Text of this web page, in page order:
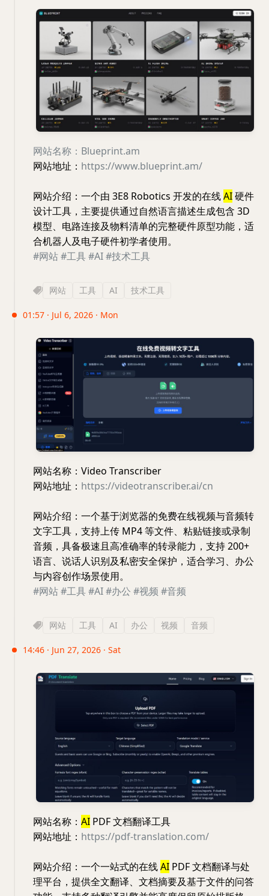
网站名称：Blueprint.am
网站地址： https://www.blueprint.am/
网站介绍：一个由 3E8 Robotics 开发的在线AI硬件
设计工具，主要提供通过自然语言描述生成包含 3D
模型、电路连接及物料清单的完整硬件原型功能，适
合机器人及电子硬件初学者使用。
#网站#工具#AI#技术工具
网站 工具 AI 技术工具
01:57 · Jul 6, 2026 · Mon
网站名称：Video Transcriber
网站地址： https://videotranscriber.ai/cn
网站介绍：一个基于浏览器的免费在线视频与音频转
文字工具，支持上传 MP4 等文件、粘贴链接或录制
音频，具备极速且高准确率的转录能力，支持 200+
语言、说话人识别及私密安全保护，适合学习、办公
与内容创作场景使用。
#网站#工具#AI#办公 #视频 #音频
网站 工具 AI 办公 视频 音频
14:46 · Jun 27, 2026 · Sat
网站名称： AI PDF 文档翻译工具
网站地址： https://pdf-translation.com/
网站介绍：一个一站式的在线AI PDF 文档翻译与处
理平台，提供全文翻译、文档摘要及基于文件的问答